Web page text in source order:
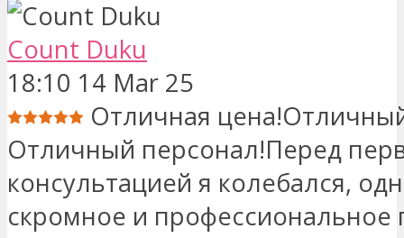
Count Duku
18:10 14 Mar 25
Отличная
Отличный персонал!Перед
консультацией я колебался,
скромное и профессиональное